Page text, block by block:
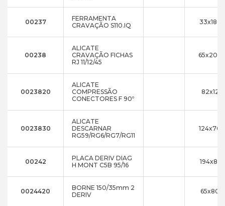
00237
FERRAMENTA
CRAVAÇÃO S110.IQ
00238
ALICATE
CRAVAÇÃO FICHAS
RJ 11/12/45
0023820
ALICATE
COMPRESSÃO
CONECTORES F 90º
0023830
ALICATE
DESCARNAR
RG59/RG6/RG7/RG11
00242
PLACA DERIV DIAG
H MONT C5B 95/16
0024420
BORNE 150/35mm 2
DERIV